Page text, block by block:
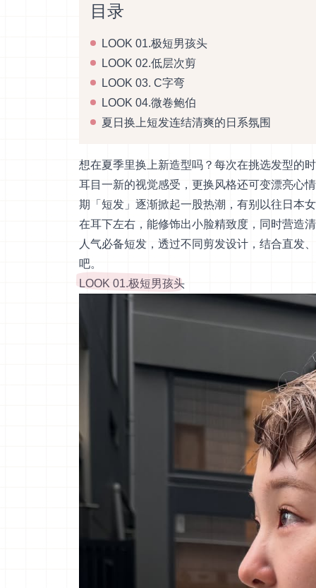
目录
LOOK 01.极短男孩头
LOOK 02.低层次剪
LOOK 03. C字弯
LOOK 04.微卷鲍伯
夏日换上短发连结清爽的日系氛围
想在夏季里换上新造型吗？每次在挑选发型的
耳目一新的视觉感受，更换风格还可变漂亮心
期「短发」逐渐掀起一股热潮，有别以往日本
在耳下左右，能修饰出小脸精致度，同时营造
人气必备短发，透过不同剪发设计，结合直发
吧。
LOOK 01.极短男孩头